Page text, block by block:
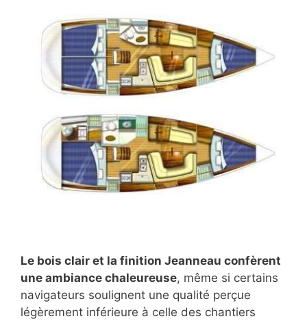
Le bois clair et la finition Jeanneau confèrent
une ambiance chaleureuse, même si certains
navigateurs soulignent une qualité perçue
légèrement inférieure à celle des chantiers